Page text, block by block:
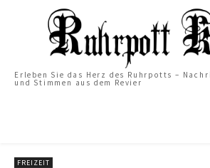
Erleben Sie das Herz des Ruhrpotts –
und Stimmen aus dem Revier
FREIZEIT